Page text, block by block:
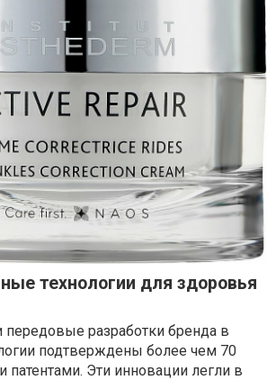
технологии для здоровья
передовые разработки бренда в
подтверждены более чем 70
Эти инновации легли в